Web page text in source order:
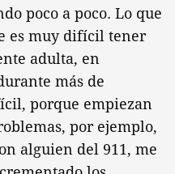
poco a poco. Lo que
es muy difícil tener
adulta, en
más de
porque empiezan
por ejemplo,
alguien del 911, me